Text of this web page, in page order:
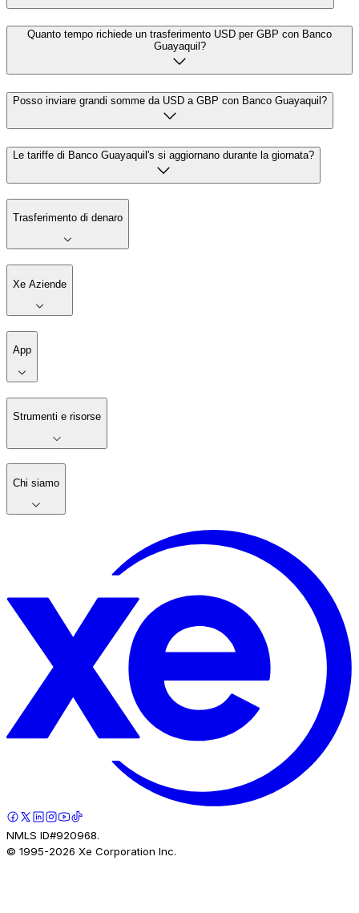
Quanto tempo richiede un trasferimento USD per GBP con Banco
Guayaquil?
Posso inviare grandi somme da USD a GBP con Banco Guayaquil?
Le tariffe di Banco Guayaquil's si aggiornano durante la giornata?
Trasferimento di denaro
Xe Aziende
App
Strumenti e risorse
Chi siamo
NMLS ID#920968.
© 1995-2026 Xe Corporation Inc.